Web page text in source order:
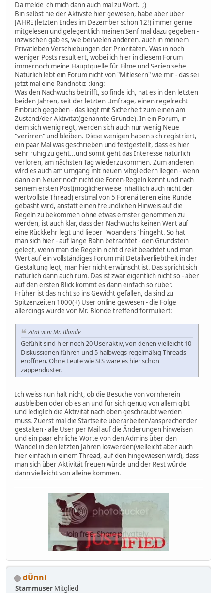
Da melde ich mich dann auch mal zu Wort. ;)
Bin selbst nie der Aktivste hier gewesen, habe aber über
JAHRE (letzten Endes im Dezember schon 12!) immer gerne
mitgelesen und gelegentlich meinen Senf mal dazu gegeben -
inzwischen gab es, wie bei vielen anderen, auch in meinem
Privatleben Verschiebungen der Prioritäten. Was in noch
weniger Posts resultiert, wobei ich hier in diesem Forum
immernoch meine Hauptquelle für Filme und Serien sehe.
Natürlich lebt ein Forum nicht von "Mitlesern" wie mir - das sei
jetzt mal eine Randnotiz :king:
Was den Nachwuchs betrifft, so finde ich, hat es in den letzten
beiden Jahren, seit der letzten Umfrage, einen regelrecht
Einbruch gegeben - das liegt mit Sicherheit zum einen am
Zustand/der Aktivität(genannte Gründe). In ein Forum, in
dem sich wenig regt, werden sich auch nur wenig Neue
"verirren" und bleiben. Diese wenigen haben sich registriert,
ein paar Mal was geschrieben und festgestellt, dass es hier
sehr ruhig zu geht...und somit geht das Interesse natürlich
verloren, am nächsten Tag wiederzukommen. Zum anderen
wird es auch am Umgang mit neuen Mitgliedern liegen - wenn
dann ein Neuer noch nicht die Foren-Regeln kennt und nach
seinem ersten Post(möglicherweise inhaltlich auch nicht der
wertvollste Thread) erstmal von 5 Forenälteren eine Runde
gebasht wird, anstatt einen freundlichen Hinweis auf die
Regeln zu bekommen ohne etwas ernster genommen zu
werden, ist auch klar, dass der Nachwuchs keinen Wert auf
eine Rückkehr legt und lieber "woanders" hingeht. So hat
man sich hier - auf lange Bahn betrachtet - den Grundstein
gelegt, wenn man die Regeln nicht direkt beachtet und man
Wert auf ein vollständiges Forum mit Detailverliebtheit in der
Gestaltung legt, man hier nicht erwünscht ist. Das spricht sich
natürlich dann auch rum. Das ist zwar eigentlich nicht so - aber
auf den ersten Blick kommt es dann einfach so rüber.
Früher ist das nicht so ins Gewicht gefallen, da sind zu
Spitzenzeiten 1000(+) User online gewesen - die Folge
allerdings wurde von Mr. Blonde treffend formuliert:
Zitat von: Mr. Blonde
Gefühlt sind hier noch 20 User aktiv, von denen vielleicht 10
Diskussionen führen und 5 halbwegs regelmäßig Threads
eröffnen. Ohne Leute wie StS wäre es hier schon
zappenduster.
Ich weiss nun halt nicht, ob die Besuche von vornherein
ausbleiben oder ob es an und für sich genug von allem gibt
und lediglich die Aktivität nach oben geschraubt werden
muss. Zuerst mal die Startseite überarbeiten/ansprechender
gestalten - alle User per Mail auf die Änderungen hinweisen
und ein paar ehrliche Worte von den Admins über den
Wandel in den letzten Jahren loswerden(vielleicht aber auch
hier einfach in einem Thread, auf den hingewiesen wird), dass
man sich über Aktivität freuen würde und der Rest würde
dann vielleicht von alleine kommen.
dÜnni
Stammuser Mitglied